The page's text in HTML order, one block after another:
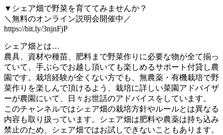
▼シェア畑で野菜を育ててみませんか？
＼無料のオンライン説明会開催中／
https://bit.ly/3njnFjP
シェア畑とは…
農具、資材や種苗、肥料まで野菜作りに必要な物が全て揃っ
ていて、手ぶらでお越し頂いても楽しめるサポート付貸し農
園です。栽培経験が全くない方でも、無農薬・有機栽培で野
菜作りを楽しんで頂けるよう、栽培に詳しい菜園アドバイザ
ーが農園にいて、日々お世話のアドバイスをしています。
このチャンネルではシェア畑の栽培方針やルールとは異なる
内容も取り扱っています。シェア畑は肥料や農薬は持ち込み
禁止のため、シェア畑ではお試しできないこともあります。